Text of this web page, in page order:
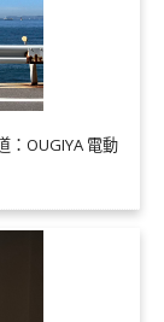
：OUGIYA 電動